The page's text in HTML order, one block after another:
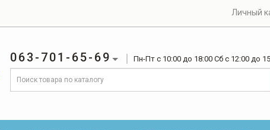
Личный
063-701-65-69 Пн-Пт с 10:00 до 18:00 Сб с 12:00 до